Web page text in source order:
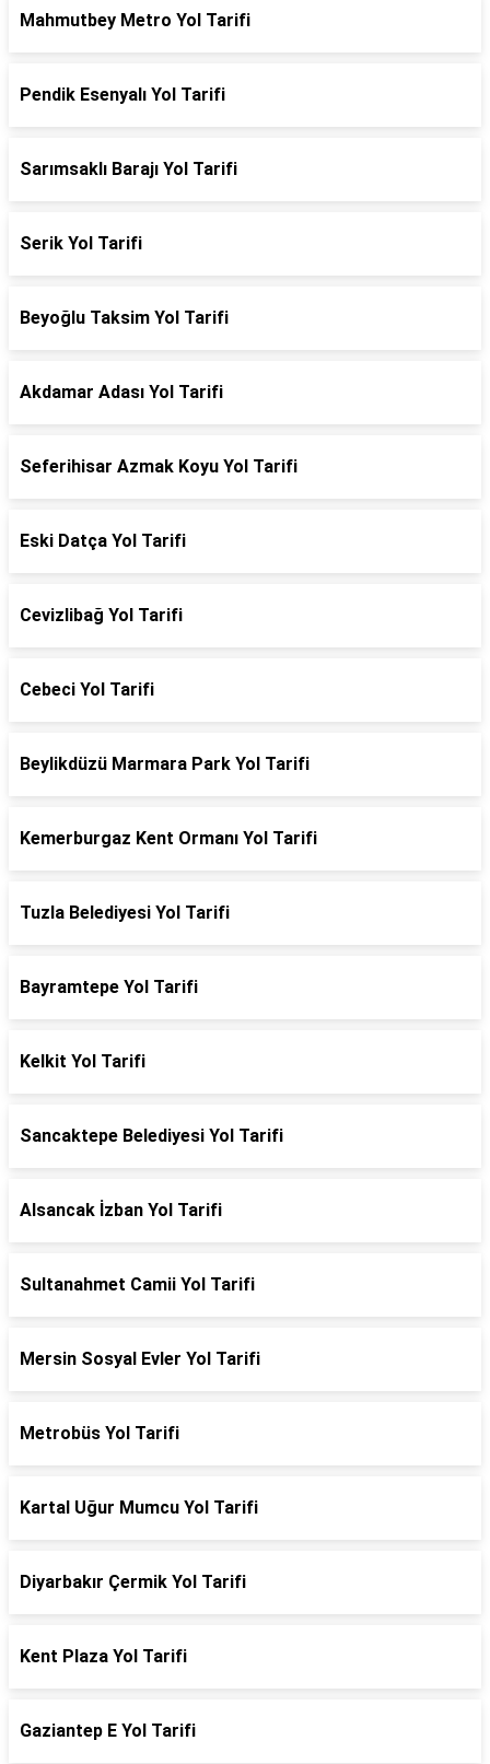
Mahmutbey Metro Yol Tarifi
Pendik Esenyalı Yol Tarifi
Sarımsaklı Barajı Yol Tarifi
Serik Yol Tarifi
Beyoğlu Taksim Yol Tarifi
Akdamar Adası Yol Tarifi
Seferihisar Azmak Koyu Yol Tarifi
Eski Datça Yol Tarifi
Cevizlibağ Yol Tarifi
Cebeci Yol Tarifi
Beylikdüzü Marmara Park Yol Tarifi
Kemerburgaz Kent Ormanı Yol Tarifi
Tuzla Belediyesi Yol Tarifi
Bayramtepe Yol Tarifi
Kelkit Yol Tarifi
Sancaktepe Belediyesi Yol Tarifi
Alsancak İzban Yol Tarifi
Sultanahmet Camii Yol Tarifi
Mersin Sosyal Evler Yol Tarifi
Metrobüs Yol Tarifi
Kartal Uğur Mumcu Yol Tarifi
Diyarbakır Çermik Yol Tarifi
Kent Plaza Yol Tarifi
Gaziantep E Yol Tarifi